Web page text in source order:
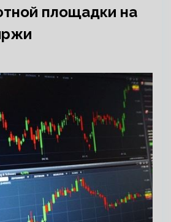
площадки на